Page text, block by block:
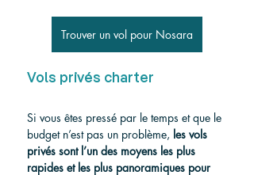
Trouver un vol pour Nosara
Vols privés charter
Si vous êtes pressé par le temps et que le
budget n’est pas un problème, les vols
privés sont l’un des moyens les plus
rapides et les plus panoramiques pour